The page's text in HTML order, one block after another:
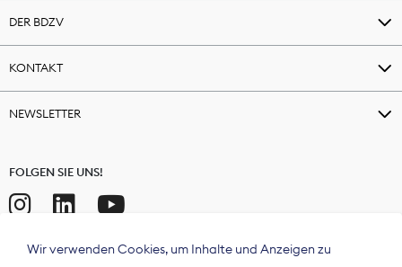
DER BDZV
KONTAKT
NEWSLETTER
FOLGEN SIE UNS!
Wir verwenden Cookies, um Inhalte und Anzeigen zu